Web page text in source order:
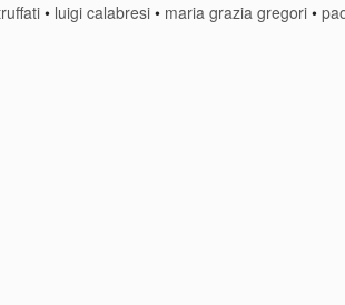
• luigi calabresi • maria grazia gregori •